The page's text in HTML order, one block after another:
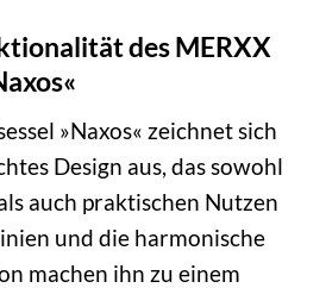
des MERXX
»Naxos« zeichnet sich
Design aus, das sowohl
auch praktischen Nutzen
und die harmonische
machen ihn zu einem